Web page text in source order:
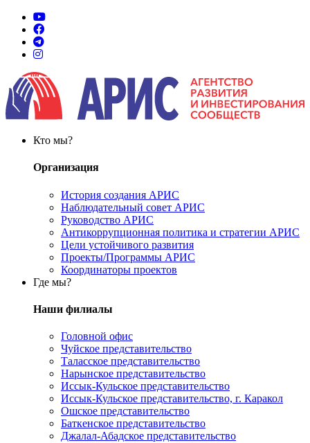
Кто мы?
Организация
История создания АРИС
Наблюдательный совет АРИС
Руководство АРИС
Антикоррупционная политика и стратегии АРИС
Цели устойчивого развития
Проекты/Программы АРИС
Координаторы проектов
Где мы?
Наши филиалы
Головной офис
Чуйское представительство
Таласское представительство
Нарынское представительство
Иссык-Кульское представительство
Иссык-Кульское представительство, г. Каракол
Ошское представительство
Баткенское представительство
Джалал-Абадское представительство